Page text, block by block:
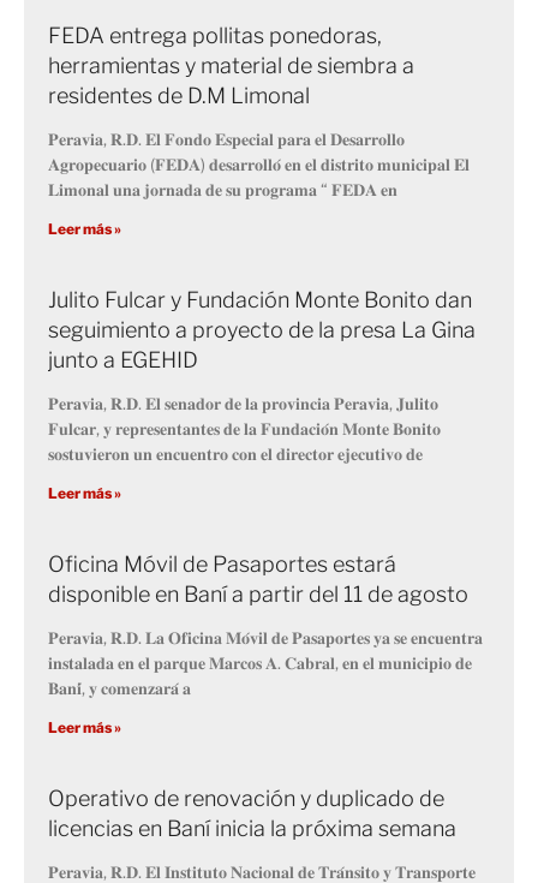
FEDA entrega pollitas ponedoras,
herramientas y material de siembra a
residentes de D.M Limonal
𝐏𝐞𝐫𝐚𝐯𝐢𝐚, 𝐑.𝐃. 𝐄𝐥 𝐅𝐨𝐧𝐝𝐨 𝐄𝐬𝐩𝐞𝐜𝐢𝐚𝐥 𝐩𝐚𝐫𝐚 𝐞𝐥 𝐃𝐞𝐬𝐚𝐫𝐫𝐨𝐥𝐥𝐨
𝐀𝐠𝐫𝐨𝐩𝐞𝐜𝐮𝐚𝐫𝐢𝐨 (𝐅𝐄𝐃𝐀) 𝐝𝐞𝐬𝐚𝐫𝐫𝐨𝐥𝐥𝐨́ 𝐞𝐧 𝐞𝐥 𝐝𝐢𝐬𝐭𝐫𝐢𝐭𝐨 𝐦𝐮𝐧𝐢𝐜𝐢𝐩𝐚𝐥 𝐄𝐥
𝐋𝐢𝐦𝐨𝐧𝐚𝐥 𝐮𝐧𝐚 𝐣𝐨𝐫𝐧𝐚𝐝𝐚 𝐝𝐞 𝐬𝐮 𝐩𝐫𝐨𝐠𝐫𝐚𝐦𝐚 “ 𝐅𝐄𝐃𝐀 𝐞𝐧
Leer más »
Julito Fulcar y Fundación Monte Bonito dan
seguimiento a proyecto de la presa La Gina
junto a EGEHID
𝐏𝐞𝐫𝐚𝐯𝐢𝐚, 𝐑.𝐃. 𝐄𝐥 𝐬𝐞𝐧𝐚𝐝𝐨𝐫 𝐝𝐞 𝐥𝐚 𝐩𝐫𝐨𝐯𝐢𝐧𝐜𝐢𝐚 𝐏𝐞𝐫𝐚𝐯𝐢𝐚, 𝐉𝐮𝐥𝐢𝐭𝐨
𝐅𝐮𝐥𝐜𝐚𝐫, 𝐲 𝐫𝐞𝐩𝐫𝐞𝐬𝐞𝐧𝐭𝐚𝐧𝐭𝐞𝐬 𝐝𝐞 𝐥𝐚 𝐅𝐮𝐧𝐝𝐚𝐜𝐢𝐨́𝐧 𝐌𝐨𝐧𝐭𝐞 𝐁𝐨𝐧𝐢𝐭𝐨
𝐬𝐨𝐬𝐭𝐮𝐯𝐢𝐞𝐫𝐨𝐧 𝐮𝐧 𝐞𝐧𝐜𝐮𝐞𝐧𝐭𝐫𝐨 𝐜𝐨𝐧 𝐞𝐥 𝐝𝐢𝐫𝐞𝐜𝐭𝐨𝐫 𝐞𝐣𝐞𝐜𝐮𝐭𝐢𝐯𝐨 𝐝𝐞
Leer más »
Oficina Móvil de Pasaportes estará
disponible en Baní a partir del 11 de agosto
𝐏𝐞𝐫𝐚𝐯𝐢𝐚, 𝐑.𝐃. 𝐋𝐚 𝐎𝐟𝐢𝐜𝐢𝐧𝐚 𝐌𝐨́𝐯𝐢𝐥 𝐝𝐞 𝐏𝐚𝐬𝐚𝐩𝐨𝐫𝐭𝐞𝐬 𝐲𝐚 𝐬𝐞 𝐞𝐧𝐜𝐮𝐞𝐧𝐭𝐫𝐚
𝐢𝐧𝐬𝐭𝐚𝐥𝐚𝐝𝐚 𝐞𝐧 𝐞𝐥 𝐩𝐚𝐫𝐪𝐮𝐞 𝐌𝐚𝐫𝐜𝐨𝐬 𝐀. 𝐂𝐚𝐛𝐫𝐚𝐥, 𝐞𝐧 𝐞𝐥 𝐦𝐮𝐧𝐢𝐜𝐢𝐩𝐢𝐨 𝐝𝐞
𝐁𝐚𝐧𝐢́, 𝐲 𝐜𝐨𝐦𝐞𝐧𝐳𝐚𝐫𝐚́ 𝐚
Leer más »
Operativo de renovación y duplicado de
licencias en Baní inicia la próxima semana
𝐏𝐞𝐫𝐚𝐯𝐢𝐚, 𝐑.𝐃. 𝐄𝐥 𝐈𝐧𝐬𝐭𝐢𝐭𝐮𝐭𝐨 𝐍𝐚𝐜𝐢𝐨𝐧𝐚𝐥 𝐝𝐞 𝐓𝐫𝐚́𝐧𝐬𝐢𝐭𝐨 𝐲 𝐓𝐫𝐚𝐧𝐬𝐩𝐨𝐫𝐭𝐞